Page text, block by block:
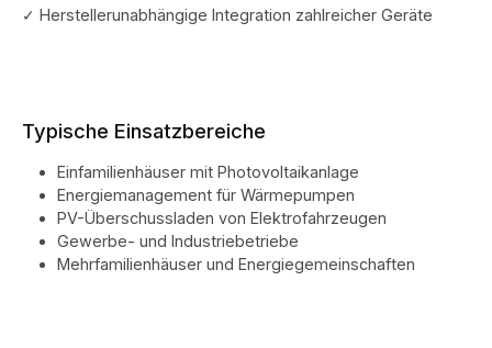
✓ Herstellerunabhängige Integration zahlreicher Geräte
Typische Einsatzbereiche
Einfamilienhäuser mit Photovoltaikanlage
Energiemanagement für Wärmepumpen
PV-Überschussladen von Elektrofahrzeugen
Gewerbe- und Industriebetriebe
Mehrfamilienhäuser und Energiegemeinschaften